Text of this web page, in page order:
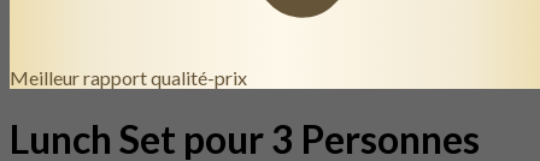
Meilleur rapport qualité-prix
Lunch Set pour 3 Personnes